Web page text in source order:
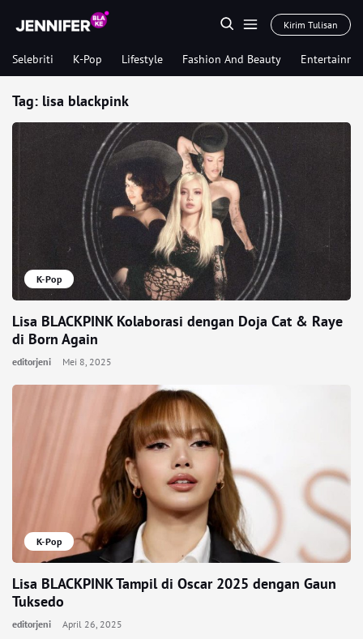
Kirim Tulisan
Selebriti K-Pop Lifestyle Fashion And Beauty
Tag: lisa blackpink
K-Pop
Lisa BLACKPINK Kolaborasi dengan Doja Cat & Raye
di Born Again
editorjeni Mei 8, 2025
K-Pop
Lisa BLACKPINK Tampil di Oscar 2025 dengan Gaun
Tuksedo
editorjeni April 26, 2025